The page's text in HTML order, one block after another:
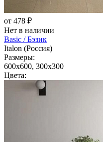
от 478 ₽
Нет в наличии
Basic / Бэзик
Italon (Россия)
Размеры:
600x600, 300x300
Цвета: